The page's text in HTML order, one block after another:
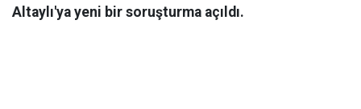
Altaylı'ya yeni bir soruşturma açıldı.